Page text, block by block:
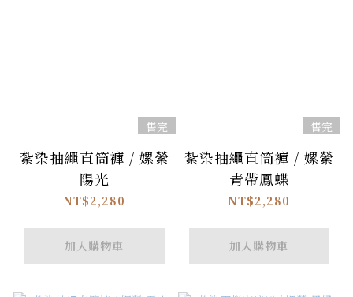
售完
紮染抽繩直筒褲 / 嫘縈
陽光
NT$2,280
加入購物車
售完
紮染抽繩直筒褲 / 嫘縈
青帶鳳蝶
NT$2,280
加入購物車